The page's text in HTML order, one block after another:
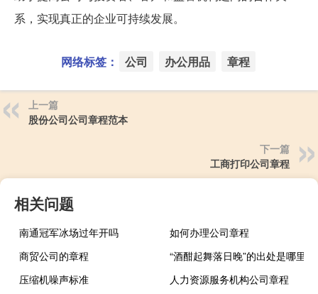
系，实现真正的企业可持续发展。
网络标签： 公司 办公用品 章程
上一篇
股份公司公司章程范本
下一篇
工商打印公司章程
相关问题
南通冠军冰场过年开吗
如何办理公司章程
商贸公司的章程
“酒酣起舞落日晚”的出处是哪里
压缩机噪声标准
人力资源服务机构公司章程